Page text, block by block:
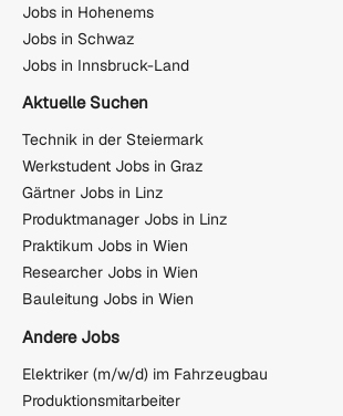
Jobs in Hohenems
Jobs in Schwaz
Jobs in Innsbruck-Land
Aktuelle Suchen
Technik in der Steiermark
Werkstudent Jobs in Graz
Gärtner Jobs in Linz
Produktmanager Jobs in Linz
Praktikum Jobs in Wien
Researcher Jobs in Wien
Bauleitung Jobs in Wien
Andere Jobs
Elektriker (m/w/d) im Fahrzeugbau
Produktionsmitarbeiter